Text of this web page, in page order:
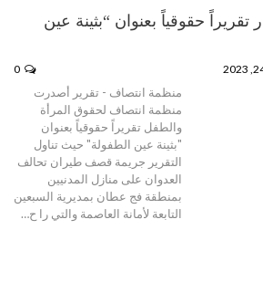
حقوقياً بعنوان “بثينة عين
منظمة انتصاف - تقرير أصدرت
منظمة انتصاف لحقوق المرأة
والطفل تقريراً حقوقياً بعنوان
"بثينة عين الطفولة" حيث تناول
التقرير جريمة قصف طيران تحالف
العدوان على منازل المدنيين
بمنطقة فج عطان بمديرية السبعين
التابعة لأمانة العاصمة والتي را ح…